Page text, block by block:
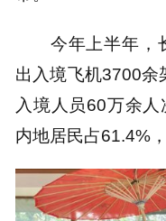
今年上半年，
出入境飞机3700余
入境人员60万余人
内地居民占61.4%